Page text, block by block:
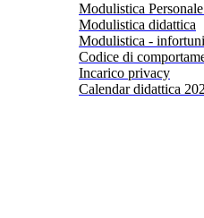
Modulistica
Modulistica didattica
Modulistica -
Codice di
Incarico privacy
Calendar didattica